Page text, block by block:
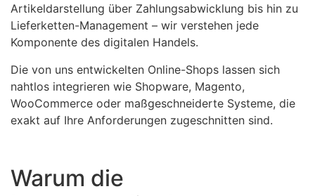
Artikeldarstellung über Zahlungsabwicklung bis hin zu
Lieferketten-Management – wir verstehen jede
Komponente des digitalen Handels.
Die von uns entwickelten Online-Shops lassen sich
nahtlos integrieren wie Shopware, Magento,
WooCommerce oder maßgeschneiderte Systeme, die
exakt auf Ihre Anforderungen zugeschnitten sind.
Warum die